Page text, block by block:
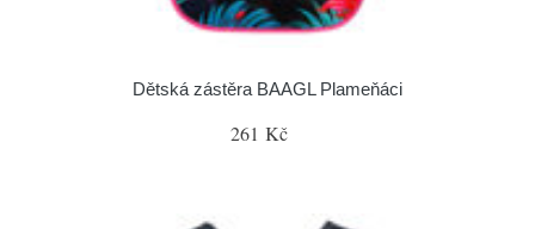
Dětská zástěra BAAGL Plameňáci
261 Kč